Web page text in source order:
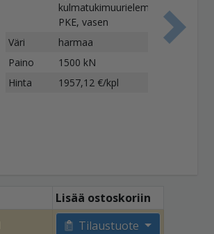
kulmatukimuurielementti
PKE, vasen
Väri
harmaa
Paino
1500 kN
Hinta
1957,12 €/kpl
Lisää ostoskoriin
Tilaustuote